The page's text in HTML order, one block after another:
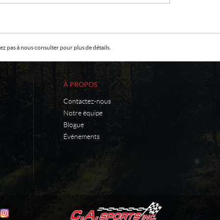
:
pas à nous consulter pour plus de détails.
À PROPOS
Contactez-nous
Notre équipe
Blogue
Événements